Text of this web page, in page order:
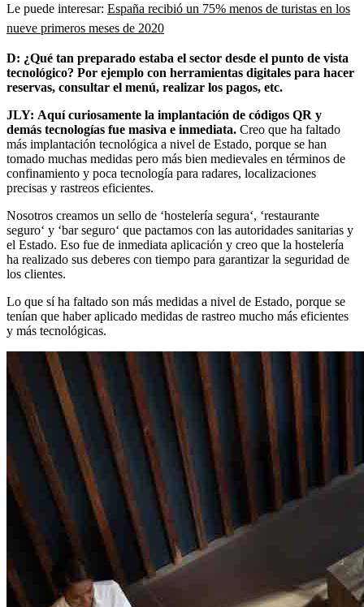
Le puede interesar: España recibió un 75% menos de turistas en los
nueve primeros meses de 2020
D: ¿Qué tan preparado estaba el sector desde el punto de vista
tecnológico? Por ejemplo con herramientas digitales para hacer
reservas, consultar el menú, realizar los pagos, etc.
JLY: Aquí curiosamente la implantación de códigos QR y
demás tecnologías fue masiva e inmediata. Creo que ha faltado
más implantación tecnológica a nivel de Estado, porque se han
tomado muchas medidas pero más bien medievales en términos de
confinamiento y poca tecnología para radares, localizaciones
precisas y rastreos eficientes.
Nosotros creamos un sello de ‘hostelería segura‘, ‘restaurante
seguro‘ y ‘bar seguro‘ que pactamos con las autoridades sanitarias y
el Estado. Eso fue de inmediata aplicación y creo que la hostelería
ha realizado sus deberes con tiempo para garantizar la seguridad de
los clientes.
Lo que sí ha faltado son más medidas a nivel de Estado, porque se
tenían que haber aplicado medidas de rastreo mucho más eficientes
y más tecnológicas.